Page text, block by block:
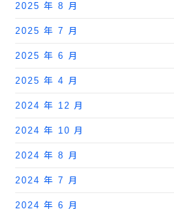
2025 年 8 月
2025 年 7 月
2025 年 6 月
2025 年 4 月
2024 年 12 月
2024 年 10 月
2024 年 8 月
2024 年 7 月
2024 年 6 月